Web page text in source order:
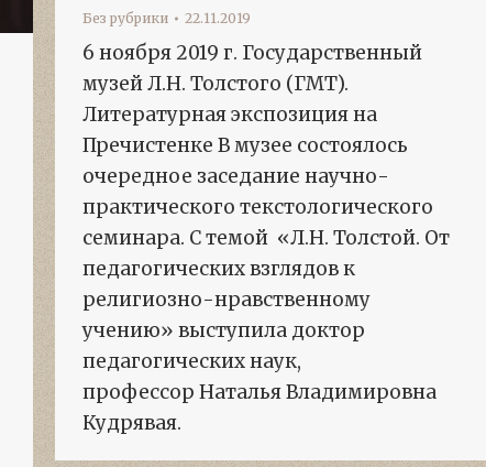
Без рубрики 22.11.2019
6 ноября 2019 г. Государственный
музей Л.Н. Толстого (ГМТ).
Литературная экспозиция на
Пречистенке В музее состоялось
очередное заседание научно-
практического текстологического
семинара. С темой «Л.Н. Толстой. От
педагогических взглядов к
религиозно-нравственному
учению» выступила доктор
педагогических наук,
профессор Наталья Владимировна
Кудрявая.